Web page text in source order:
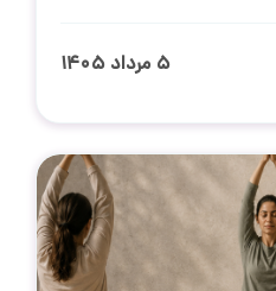
۵ مرداد ۱۴۰۵